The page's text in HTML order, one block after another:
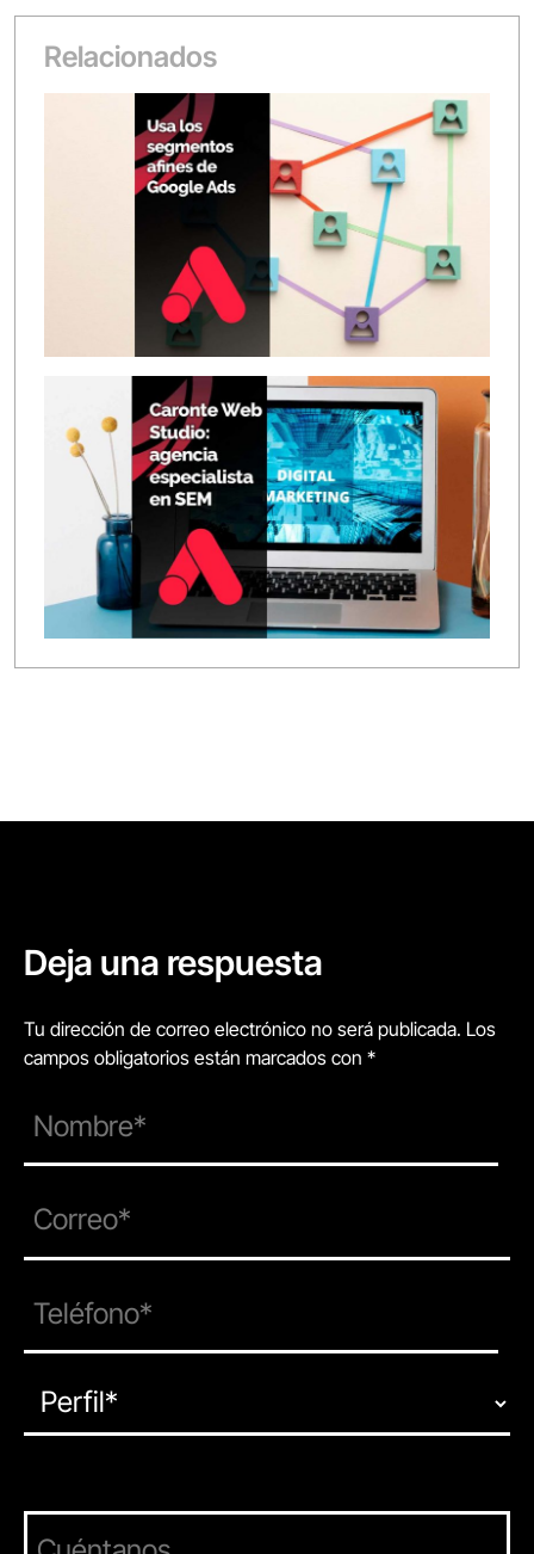
Deja una respuesta
Tu dirección de correo electrónico no será publicada. Los
campos obligatorios están marcados con *